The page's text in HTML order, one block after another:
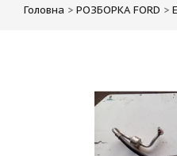
Головна > РОЗБОРКА FORD >